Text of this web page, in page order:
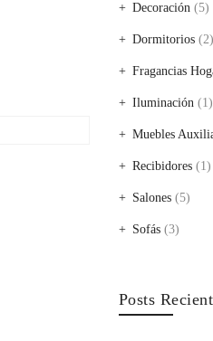
Decoración(5)
Dormitorios(2)
Fragancias
Iluminación(1)
Muebles
Recibidores(1)
Salones(5)
Sofás(3)
Posts